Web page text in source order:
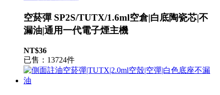
空菸彈 SP2S/TUTX/1.6ml空倉|白底陶瓷芯|不
漏油|通用一代電子煙主機
NT$36
已售：13724件